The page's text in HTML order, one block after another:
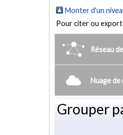
Monter d'un
Pour citer ou
Réseau
Nuage
Grouper